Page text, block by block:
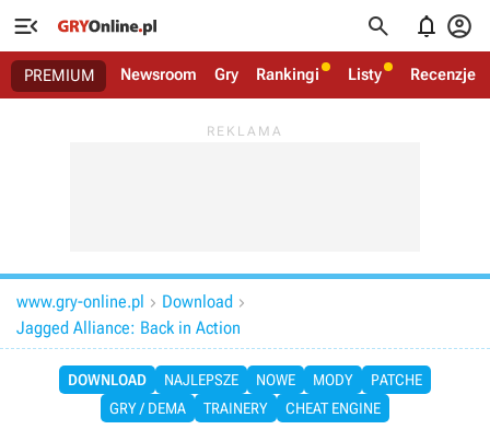
   
PREMIUM Newsroom Gry Rankingi Listy Recenzje
www.gry-online.pl  Download 
Jagged Alliance: Back in Action
DOWNLOAD NAJLEPSZE NOWE MODY
PATCHE
GRY / DEMA
TRAINERY CHEAT ENGINE